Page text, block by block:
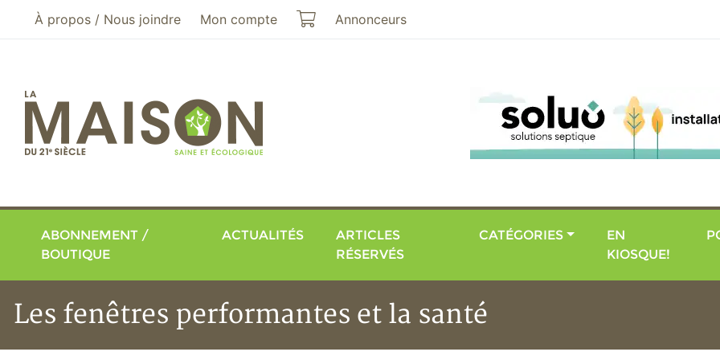
Aller au menu principal
Aller au contenu principal
À propos / Nous joindre Mon compte Mon panier
Annonceurs
ABONNEMENT /
BOUTIQUE
ACTUALITÉS
ARTICLES
RÉSERVÉS
CATÉGORIES
EN
KIOSQUE!
Les fenêtres performantes et la santé